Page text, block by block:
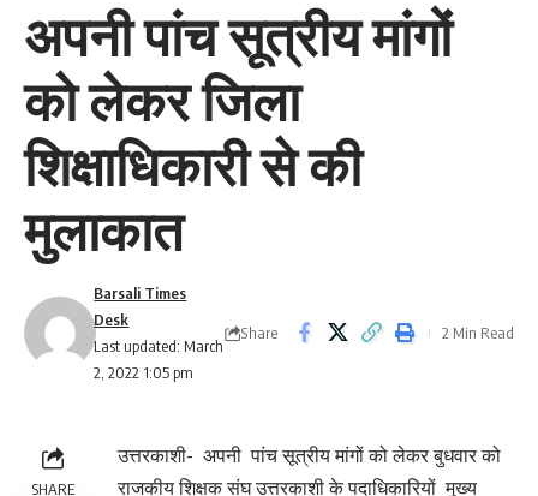
अपनी पांच सूत्रीय मांगों
को लेकर जिला
शिक्षाधिकारी से की
मुलाकात
Last updated: March
2, 2022 1:05 pm
Barsali Times
Desk
Share 2 Min Read
SHARE
उत्तरकाशी- अपनी पांच सूत्रीय मांगों को लेकर बुधवार को
राजकीय शिक्षक संघ उत्तरकाशी के पदाधिकारियों मुख्य